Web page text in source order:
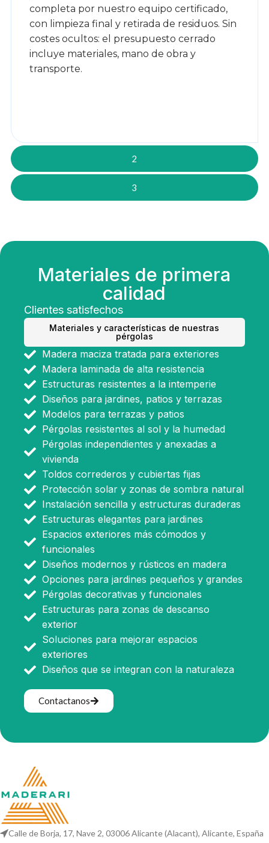
2
3
completa por nuestro equipo certificado,
con limpieza final y retirada de residuos. Sin
costes ocultos: el presupuesto cerrado
incluye materiales, mano de obra y
transporte.
Materiales de primera
calidad
Clientes satisfechos
Materiales y características de nuestras
pérgolas
Madera maciza tratada para exteriores
Madera laminada de alta resistencia
Estructuras resistentes a la intemperie
Diseños para jardines, patios y terrazas
Modelos para terrazas y patios
Pérgolas resistentes al sol y la humedad
Pérgolas independientes y anexadas a
vivienda
Toldos correderos y cubiertas fijas
Protección solar y zonas de sombra natural
Instalación sencilla y estructuras duraderas
Estructuras elegantes para jardines
Espacios exteriores más cómodos y
funcionales
Diseños modernos y rústicos en madera
Opciones para jardines pequeños y grandes
Pérgolas decorativas y funcionales
Estructuras para zonas de descanso
exterior
Soluciones para mejorar espacios
exteriores
Diseños que se integran con la naturaleza
Contactanos
Calle de Borja, 17, Nave 2, 03006 Alicante (Alacant), Alicante, España